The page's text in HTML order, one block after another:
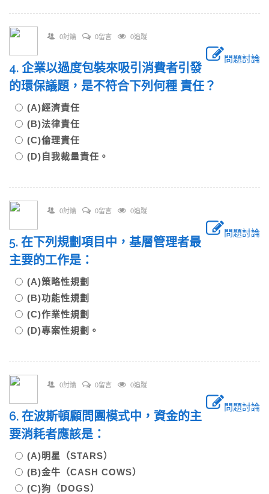
0討論 0留言 0追蹤
問題討論
4. 企業以過度包裝來吸引消費者引發
的環保議題，是不符合下列何種 責任？
(A)經濟責任
(B)法律責任
(C)倫理責任
(D)自我裁量責任。
0討論 0留言 0追蹤
問題討論
5. 在下列規劃項目中，基層管理者最
主要的工作是：
(A)策略性規劃
(B)功能性規劃
(C)作業性規劃
(D)專案性規劃。
0討論 0留言 0追蹤
問題討論
6. 在波斯頓顧問團模式中，資金的主
要消耗者應該是：
(A)明星（STARS）
(B)金牛（CASH COWS）
(C)狗（DOGS）